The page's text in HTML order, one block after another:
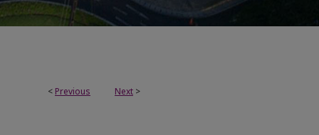
< Previous Next >